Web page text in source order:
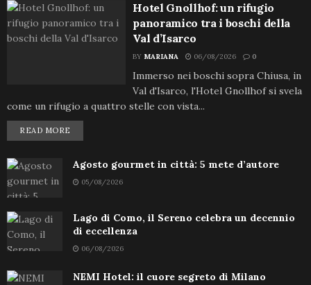
Hotel Gnollhof: un rifugio
panoramico tra i boschi della
Val d’Isarco
BY MARIANA 06/08/2026 0
Immerso nei boschi sopra Chiusa, in
Val d'Isarco, l'Hotel Gnollhof si svela
come un rifugio a quattro stelle con vista...
READ MORE
Agosto gourmet in città: 5 mete d’autore
05/08/2026
Lago di Como, il Sereno celebra un decennio
di eccellenza
06/08/2026
NEMI Hotel: il cuore segreto di Milano